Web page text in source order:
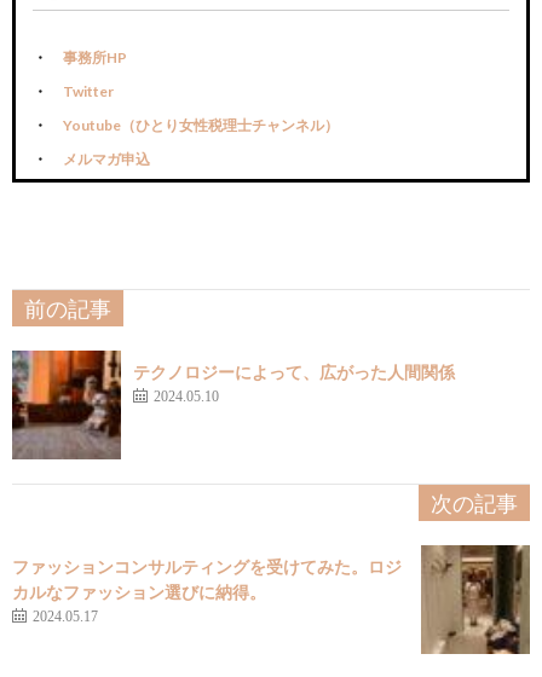
事務所HP
Twitter
Youtube（ひとり女性税理士チャンネル）
メルマガ申込
前の記事
テクノロジーによって、広がった人間関係
2024.05.10
次の記事
ファッションコンサルティングを受けてみた。ロジ
カルなファッション選びに納得。
2024.05.17